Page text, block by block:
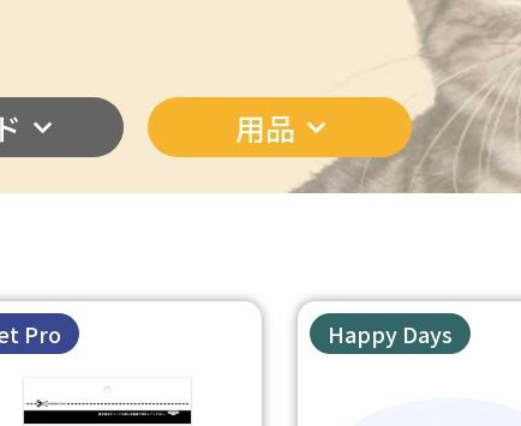
用品
Pro Happy Days